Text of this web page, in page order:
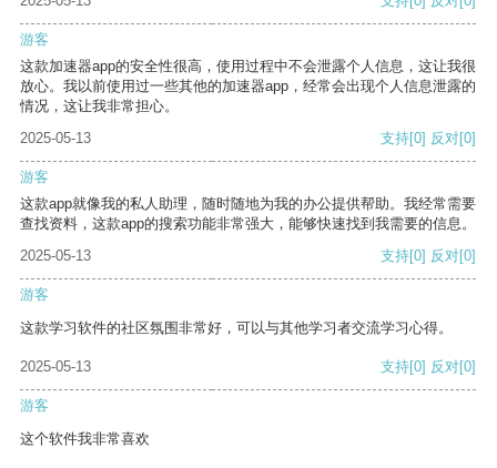
游客
这款加速器app的安全性很高，使用过程中不会泄露个人信息，这让我很
放心。我以前使用过一些其他的加速器app，经常会出现个人信息泄露的
情况，这让我非常担心。
2025-05-13
支持[0] 反对[0]
游客
这款app就像我的私人助理，随时随地为我的办公提供帮助。我经常需要
查找资料，这款app的搜索功能非常强大，能够快速找到我需要的信息。
2025-05-13
支持[0] 反对[0]
游客
这款学习软件的社区氛围非常好，可以与其他学习者交流学习心得。
2025-05-13 支持[0] 反对[0]
游客
这个软件我非常喜欢